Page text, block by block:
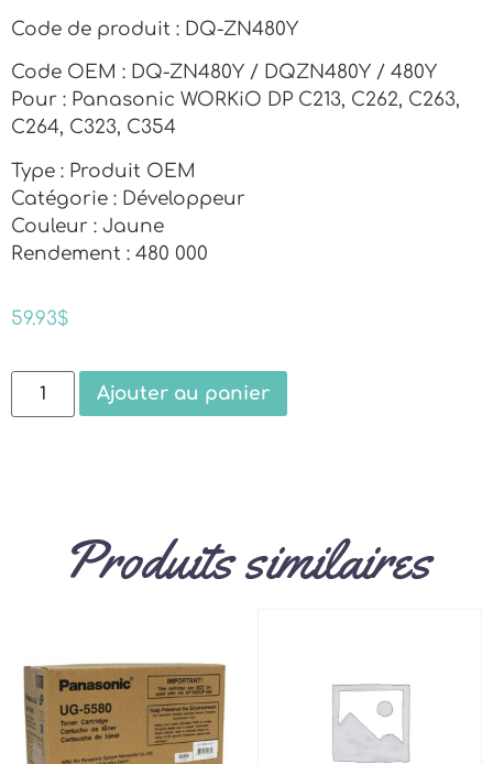
Code de produit : DQ-ZN480Y
Code OEM : DQ-ZN480Y / DQZN480Y / 480Y
Pour : Panasonic WORKiO DP C213, C262, C263,
C264, C323, C354
Type : Produit OEM
Catégorie : Développeur
Couleur : Jaune
Rendement : 480 000
59.93$
Ajouter au panier
Produits similaires